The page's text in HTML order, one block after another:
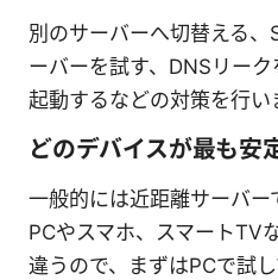
別のサーバーへ切替える
ーバーを試す、DNSリー
起動するなどの対策を行い
どのデバイスが最も安
一般的には近距離サーバー
PCやスマホ、スマートTV
違うので、まずはPCで試